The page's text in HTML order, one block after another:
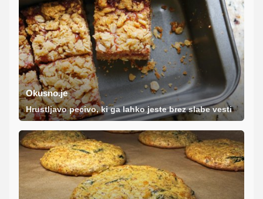
Okusno.je
Hrustljavo pecivo, ki ga lahko jeste brez slabe vesti